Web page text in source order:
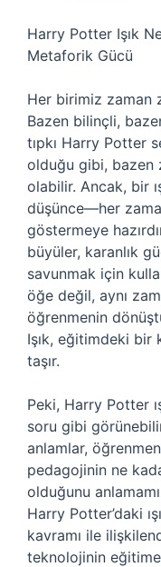
Harry Potter Işık
Metaforik Gücü
Her birimiz zaman
Bazen bilinçli,
tıpkı Harry Potter
olduğu gibi, bazen
olabilir. Ancak, bir
düşünce—her
göstermeye
büyüler, karanlık
savunmak için
öğe değil, aynı
öğrenmenin
Işık, eğitimdeki bir
taşır.
Peki, Harry Potter
soru gibi
anlamlar,
pedagojinin ne
olduğunu
Harry Potter’daki
kavramı ile
teknolojinin